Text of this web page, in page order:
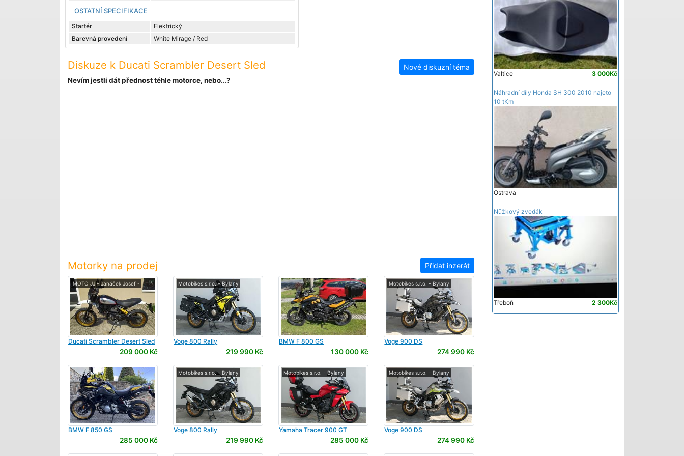
OSTATNÍ SPECIFIKACE
Startér
Elektrický
Barevná provedení
White Mirage / Red
Diskuze k Ducati Scrambler Desert Sled Nové diskuzní téma
Nevím jestli dát přednost téhle motorce, nebo...?
Motorky na prodej Přidat inzerát
MOTO JJ - Janáček Josef -
Ducati Scrambler Desert Sled
209 000 Kč
Motobikes s.r.o. - Bylany
Voge 800 Rally
219 990 Kč
BMW F 800 GS
130 000 Kč
Motobikes s.r.o. - Bylany
Voge 900 DS
274 990 Kč
BMW F 850 GS
285 000 Kč
Motobikes s.r.o. - Bylany
Voge 800 Rally
219 990 Kč
Motobikes s.r.o. - Bylany
Yamaha Tracer 900 GT
285 000 Kč
Motobikes s.r.o. - Bylany
Voge 900 DS
274 990 Kč
3 000Kč
Valtice
Náhradní díly Honda SH 300 2010 najeto
10 tKm
Ostrava
Nůžkový zvedák
2 300Kč
Třeboň